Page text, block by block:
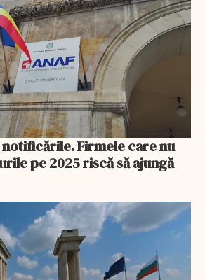
notificările. Firmele care nu
pe 2025 riscă să ajungă